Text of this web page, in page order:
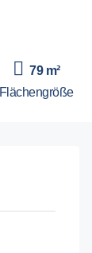
79 m²
Flächengröße